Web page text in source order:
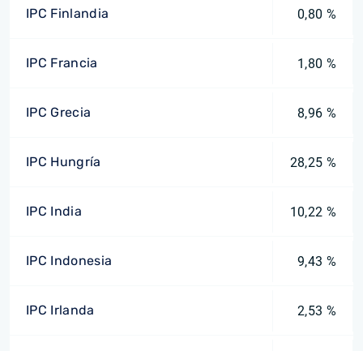
IPC Finlandia 0,80 %
IPC Francia 1,80 %
IPC Grecia 8,96 %
IPC Hungría 28,25 %
IPC India 10,22 %
IPC Indonesia 9,43 %
IPC Irlanda 2,53 %